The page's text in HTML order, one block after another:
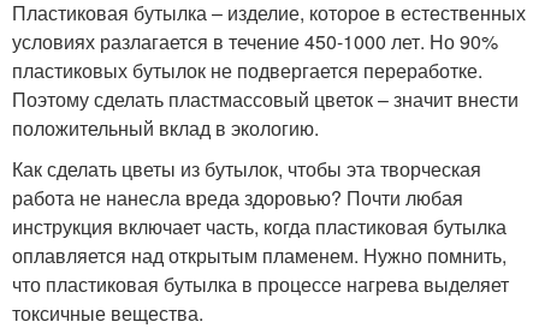
Пластиковая бутылка – изделие, которое в естественных
условиях разлагается в течение 450-1000 лет. Но 90%
пластиковых бутылок не подвергается переработке.
Поэтому сделать пластмассовый цветок – значит внести
положительный вклад в экологию.
Как сделать цветы из бутылок, чтобы эта творческая
работа не нанесла вреда здоровью? Почти любая
инструкция включает часть, когда пластиковая бутылка
оплавляется над открытым пламенем. Нужно помнить,
что пластиковая бутылка в процессе нагрева выделяет
токсичные вещества.